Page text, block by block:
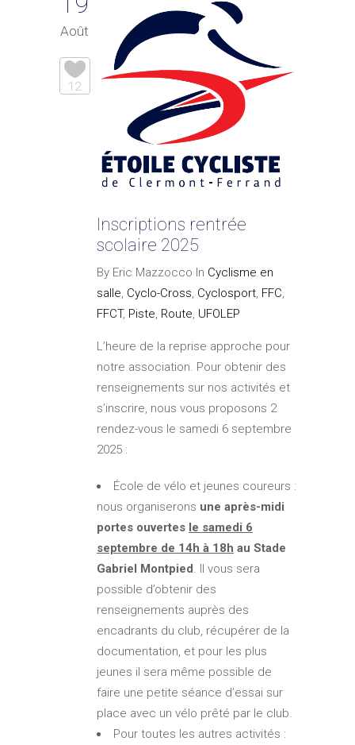
Août
12
Inscriptions rentrée
scolaire 2025
By Eric Mazzocco In Cyclisme en
salle, Cyclo-Cross, Cyclosport, FFC,
FFCT, Piste, Route, UFOLEP
L’heure de la reprise approche pour
notre association. Pour obtenir des
renseignements sur nos activités et
s’inscrire, nous vous proposons 2
rendez-vous le samedi 6 septembre
2025 :
École de vélo et jeunes coureurs :
nous organiserons une après-midi
portes ouvertes le samedi 6
septembre de 14h à 18h au Stade
Gabriel Montpied. Il vous sera
possible d’obtenir des
renseignements auprès des
encadrants du club, récupérer de la
documentation, et pour les plus
jeunes il sera même possible de
faire une petite séance d’essai sur
place avec un vélo prêté par le club.
Pour toutes les autres activités :